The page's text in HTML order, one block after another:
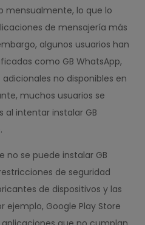
mensualmente, lo que lo
de mensajería más
algunos usuarios han
como GB WhatsApp,
no disponibles en
muchos usuarios se
intentar instalar GB
no se puede instalar GB
de seguridad
de dispositivos y las
ejemplo, Google Play Store